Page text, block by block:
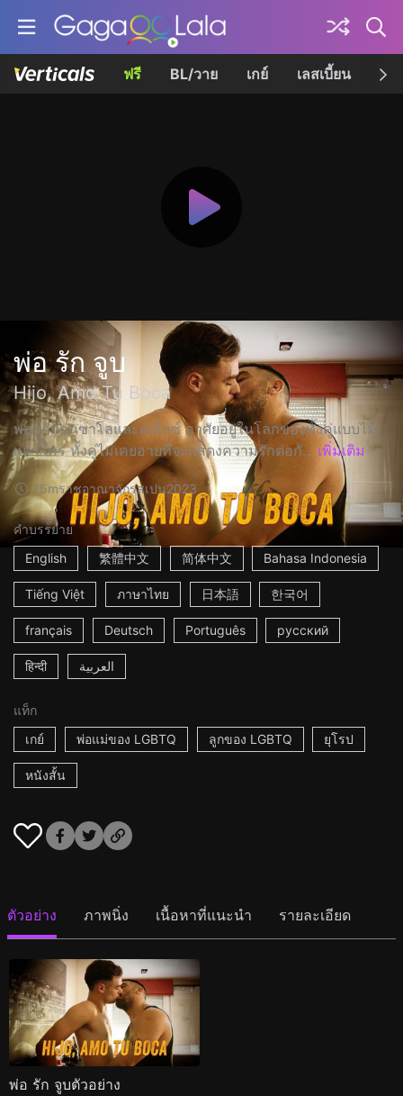
ฟรี BL/วาย เกย์ เลสเบี้ยน เค
พ่อ รัก จูบ
Hijo, Amo Tu Boca
พ่อลููกกอนซาโลและอเล็กซ์ อาศัยอยู่ในโลกของทั้งคู่แบบไม่
แคร์ใคร ทั้งคู่ไม่เคยอายที่จะแสดงความรักต่อกั... เพิ่มเติม
15mราชอาณาจักรสเปน2023
คำบรรยาย
English
繁體中文 简体中文 Bahasa Indonesia
Tiếng Việt ภาษาไทย 日本語 한국어
français Deutsch Português русский
हिन्दी العربية
แท็ก
เกย์
พ่อแม่ของ LGBTQ ลูกของ LGBTQ ยุโรป
หนังสั้น
ตัวอย่าง ภาพนิ่ง เนื้อหาที่แนะนำ รายละเอียด
พ่อ รัก จูบตัวอย่าง